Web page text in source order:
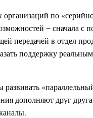
организаций по
− сначала с
передачей в отдел
поддержку
дополняют друг